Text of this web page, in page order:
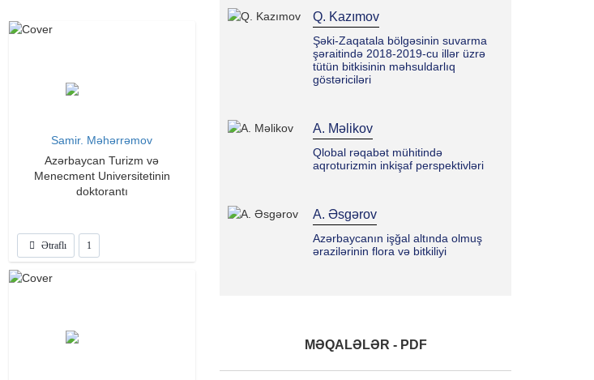
Samir. Məhərrəmov
Azərbaycan Turizm və
Menecment Universitetinin
doktorantı
Ətraflı 1
Q. Kazımov
Şəki-Zaqatala bölgəsinin suvarma
şəraitində 2018-2019-cu illər üzrə
tütün bitkisinin məhsuldarlıq
göstəriciləri
A. Məlikov
Qlobal rəqabət mühitində
aqroturizmin inkişaf perspektivləri
A. Əsgərov
Azərbaycanın işğal altında olmuş
ərazilərinin flora və bitkiliyi
innovasiyalarının tətbiqinin
stimullaşdırılması
MƏQALƏLƏR - PDF